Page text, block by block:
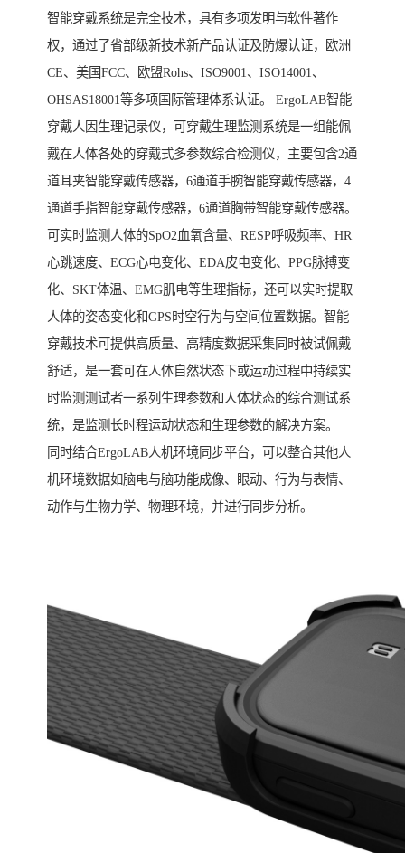
智能穿戴系统是完全技术，具有多项发明与软件著作
权，通过了省部级新技术新产品认证及防爆认证，欧洲
CE、美国FCC、欧盟Rohs、ISO9001、ISO14001、
OHSAS18001等多项国际管理体系认证。 ErgoLAB智能
穿戴人因生理记录仪，可穿戴生理监测系统是一组能佩
戴在人体各处的穿戴式多参数综合检测仪，主要包含2通
道耳夹智能穿戴传感器，6通道手腕智能穿戴传感器，4
通道手指智能穿戴传感器，6通道胸带智能穿戴传感器。
可实时监测人体的SpO2血氧含量、RESP呼吸频率、HR
心跳速度、ECG心电变化、EDA皮电变化、PPG脉搏变
化、SKT体温、EMG肌电等生理指标，还可以实时提取
人体的姿态变化和GPS时空行为与空间位置数据。智能
穿戴技术可提供高质量、高精度数据采集同时被试佩戴
舒适，是一套可在人体自然状态下或运动过程中持续实
时监测测试者一系列生理参数和人体状态的综合测试系
统，是监测长时程运动状态和生理参数的解决方案。
同时结合ErgoLAB人机环境同步平台，可以整合其他人
机环境数据如脑电与脑功能成像、眼动、行为与表情、
动作与生物力学、物理环境，并进行同步分析。